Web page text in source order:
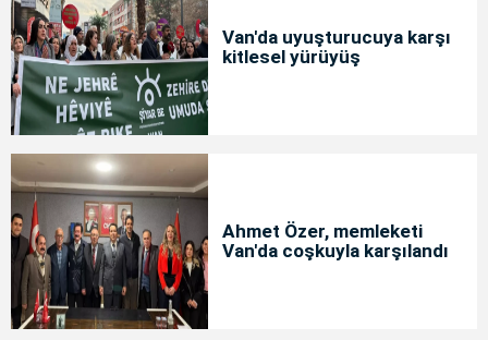
Van'da uyuşturucuya karşı
kitlesel yürüyüş
Ahmet Özer, memleketi
Van'da coşkuyla karşılandı